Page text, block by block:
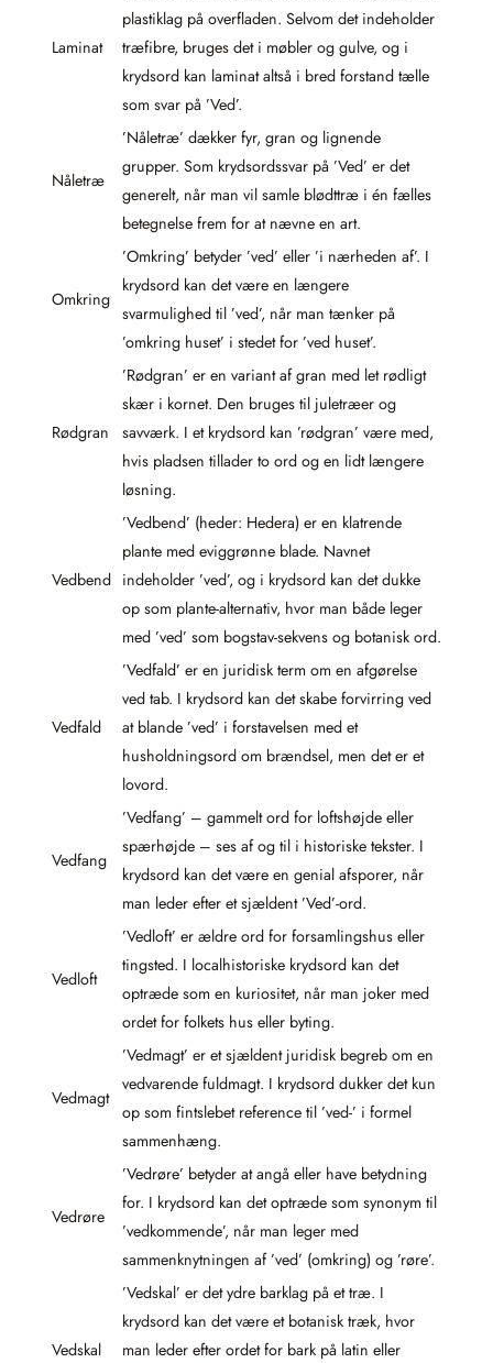
Laminat
plastiklag på overfladen. Selvom det indeholder
træfibre, bruges det i møbler og gulve, og i
krydsord kan laminat altså i bred forstand tælle
som svar på ’Ved’.
Nåletræ
’Nåletræ’ dækker fyr, gran og lignende
grupper. Som krydsordssvar på ’Ved’ er det
generelt, når man vil samle blødttræ i én fælles
betegnelse frem for at nævne en art.
Omkring
’Omkring’ betyder ’ved’ eller ’i nærheden af’. I
krydsord kan det være en længere
svarmulighed til ’ved’, når man tænker på
’omkring huset’ i stedet for ’ved huset’.
Rødgran
’Rødgran’ er en variant af gran med let rødligt
skær i kornet. Den bruges til juletræer og
savværk. I et krydsord kan ’rødgran’ være med,
hvis pladsen tillader to ord og en lidt længere
løsning.
Vedbend
’Vedbend’ (heder: Hedera) er en klatrende
plante med eviggrønne blade. Navnet
indeholder ’ved’, og i krydsord kan det dukke
op som plante-alternativ, hvor man både leger
med ’ved’ som bogstav-sekvens og botanisk ord.
Vedfald
’Vedfald’ er en juridisk term om en afgørelse
ved tab. I krydsord kan det skabe forvirring ved
at blande ’ved’ i forstavelsen med et
husholdningsord om brændsel, men det er et
lovord.
Vedfang
’Vedfang’ – gammelt ord for loftshøjde eller
spærhøjde – ses af og til i historiske tekster. I
krydsord kan det være en genial afsporer, når
man leder efter et sjældent ’Ved’-ord.
Vedloft
’Vedloft’ er ældre ord for forsamlingshus eller
tingsted. I localhistoriske krydsord kan det
optræde som en kuriositet, når man joker med
ordet for folkets hus eller byting.
Vedmagt
’Vedmagt’ er et sjældent juridisk begreb om en
vedvarende fuldmagt. I krydsord dukker det kun
op som fintslebet reference til ’ved-’ i formel
sammenhæng.
Vedrøre
’Vedrøre’ betyder at angå eller have betydning
for. I krydsord kan det optræde som synonym til
’vedkommende’, når man leger med
sammenknytningen af ’ved’ (omkring) og ’røre’.
Vedskal
’Vedskal’ er det ydre barklag på et træ. I
krydsord kan det være et botanisk træk, hvor
man leder efter ordet for bark på latin eller